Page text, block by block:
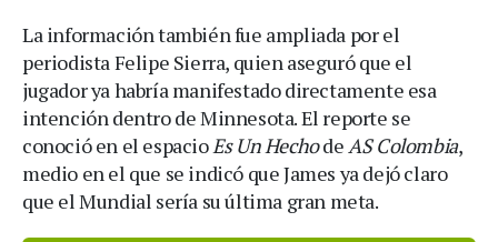
La información también fue ampliada por el
periodista Felipe Sierra, quien aseguró que el
jugador ya habría manifestado directamente esa
intención dentro de Minnesota. El reporte se
conoció en el espacioEs Un HechodeAS Colombia,
medio en el que se indicó que James ya dejó claro
que el Mundial sería su última gran meta.